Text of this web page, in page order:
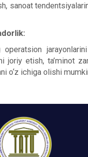
sanoat
operatsion
joriy etish, ta’minot
o‘z ichiga olishi